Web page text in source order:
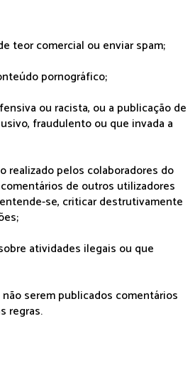
teor comercial ou enviar spam;
pornográfico;
ou racista, ou a publicação de
fraudulento ou que invada a
realizado pelos colaboradores do
de outros utilizadores
se, criticar destrutivamente
atividades ilegais ou que
serem publicados comentários
regras.